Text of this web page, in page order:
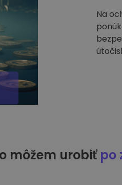
Na
môžem urobiť po